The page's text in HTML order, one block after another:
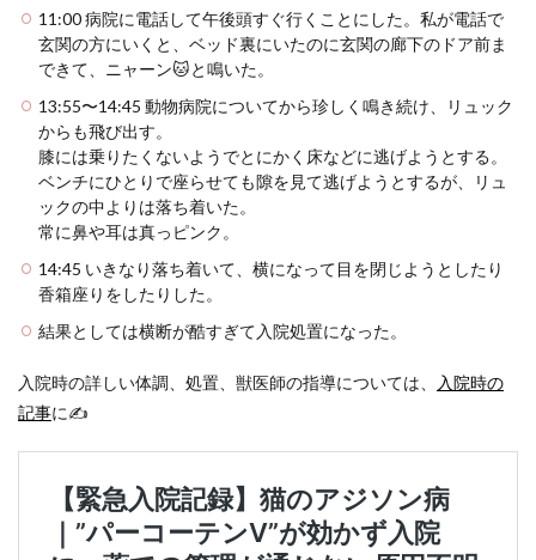
11:00 病院に電話して午後頭すぐ行くことにした。私が電話で
玄関の方にいくと、ベッド裏にいたのに玄関の廊下のドア前ま
できて、ニャーン🐱と鳴いた。
13:55〜14:45 動物病院についてから珍しく鳴き続け、リュック
からも飛び出す。
膝には乗りたくないようでとにかく床などに逃げようとする。
ベンチにひとりで座らせても隙を見て逃げようとするが、リュ
ックの中よりは落ち着いた。
常に鼻や耳は真っピンク。
14:45 いきなり落ち着いて、横になって目を閉じようとしたり
香箱座りをしたりした。
結果としては横断が酷すぎて入院処置になった。
入院時の詳しい体調、処置、獣医師の指導については、
入院時の
記事に✍️